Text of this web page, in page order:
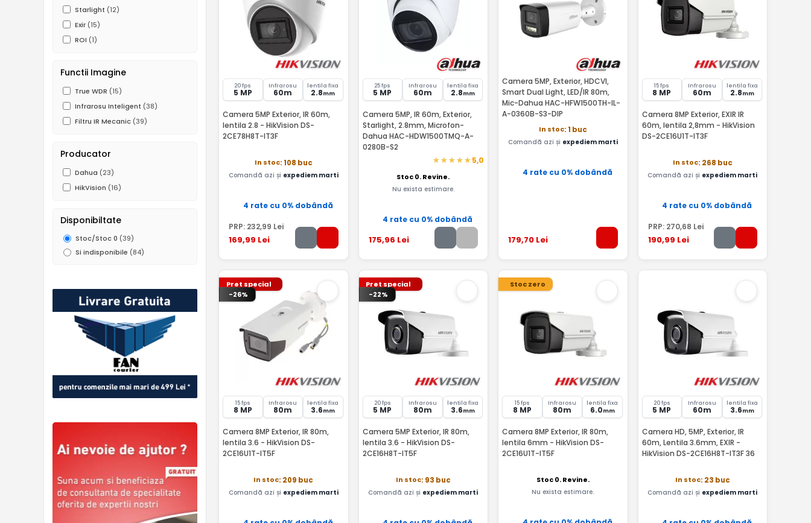
Starlight (12)
Exir (15)
ROI (1)
Functii Imagine
True WDR (15)
Infrarosu Inteligent (38)
Filtru IR Mecanic (39)
Producator
Dahua (23)
HikVision (16)
Disponibiltate
Stoc/Stoc 0 (39)
Si indisponibile (84)
20 fps
5 MP
Infrarosu
60m
lentila fixa
2.8mm
Camera 5MP Exterior, IR 60m,
lentila 2.8 - HikVision DS-
2CE78H8T-IT3F
In stoc: 108 buc
Comandă azi și expediem marti
4 rate cu 0% dobândă
PRP: 232,99 Lei
169,99 Lei
25 fps
5 MP
Infrarosu
60m
lentila fixa
2.8mm
Camera 5MP, IR 60m, Exterior,
Starlight, 2.8mm, Microfon-
Dahua HAC-HDW1500TMQ-A-
0280B-S2
5,0
Stoc 0. Revine.
Nu exista estimare.
4 rate cu 0% dobândă
175,96 Lei
Camera 5MP, Exterior, HDCVI,
Smart Dual Light, LED/IR 80m,
Mic-Dahua HAC-HFW1500TH-IL-
A-0360B-S3-DIP
In stoc: 1 buc
Comandă azi și expediem marti
4 rate cu 0% dobândă
179,70 Lei
15 fps
8 MP
Infrarosu
60m
lentila fixa
2.8mm
Camera 8MP Exterior, EXIR IR
60m, lentila 2,8mm - HikVision
DS-2CE16U1T-IT3F
In stoc: 268 buc
Comandă azi și expediem marti
4 rate cu 0% dobândă
PRP: 270,68 Lei
190,99 Lei
Pret special
-26%
15 fps
8 MP
Infrarosu
80m
lentila fixa
3.6mm
Camera 8MP Exterior, IR 80m,
lentila 3.6 - HikVision DS-
2CE16U1T-IT5F
In stoc: 209 buc
Comandă azi și expediem marti
Pret special
-22%
20 fps
5 MP
Infrarosu
80m
lentila fixa
3.6mm
Camera 5MP Exterior, IR 80m,
lentila 3.6 - HikVision DS-
2CE16H8T-IT5F
In stoc: 93 buc
Comandă azi și expediem marti
Stoc zero
15 fps
8 MP
Infrarosu
80m
lentila fixa
6.0mm
Camera 8MP Exterior, IR 80m,
lentila 6mm - HikVision DS-
2CE16U1T-IT5F
Stoc 0. Revine.
Nu exista estimare.
20 fps
5 MP
Infrarosu
60m
lentila fixa
3.6mm
Camera HD, 5MP, Exterior, IR
60m, Lentila 3.6mm, EXIR -
HikVision DS-2CE16H8T-IT3F 36
In stoc: 23 buc
Comandă azi și expediem marti